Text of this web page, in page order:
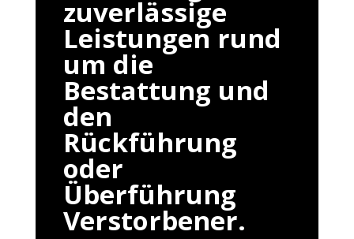
zuverlässige
Leistungen rund
um die
Bestattung und
den
Rückführung
oder
Überführung
Verstorbener.